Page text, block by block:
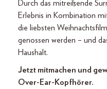
Durch das mitreißende
Erlebnis in Kombination
die liebsten
genossen werden – und
Haushalt.
Jetzt mitmachen und
Over-Ear-Kopfhörer.